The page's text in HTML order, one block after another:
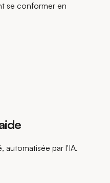
se conformer en
automatisée par l'IA.